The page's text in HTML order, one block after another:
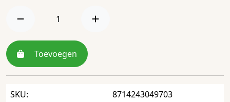
Toevoegen
SKU:
8714243049703